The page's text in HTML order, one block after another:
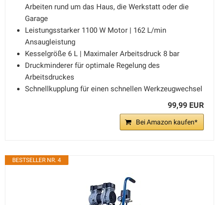
Arbeiten rund um das Haus, die Werkstatt oder die
Garage
Leistungsstarker 1100 W Motor | 162 L/min
Ansaugleistung
Kesselgröße 6 L | Maximaler Arbeitsdruck 8 bar
Druckminderer für optimale Regelung des
Arbeitsdruckes
Schnellkupplung für einen schnellen Werkzeugwechsel
99,99 EUR
Bei Amazon kaufen*
BESTSELLER NR. 4